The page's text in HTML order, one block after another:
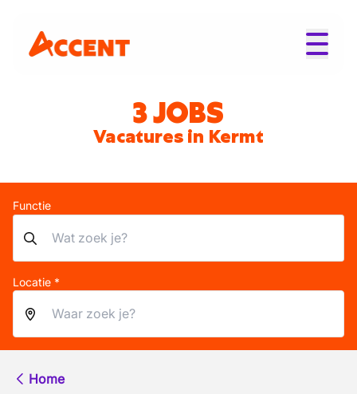
3 JOBS
Vacatures in Kermt
Functie
Locatie *
Home